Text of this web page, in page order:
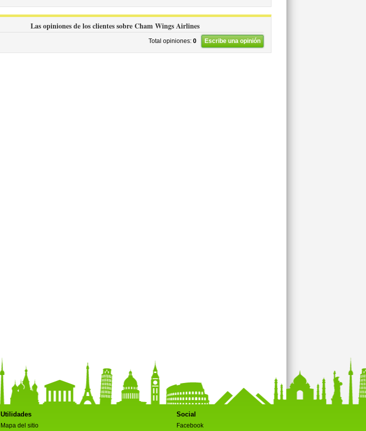
Las opiniones de los clientes sobre Cham Wings Airlines
Total opiniones: 0 Escribe una opinión
Utilidades
Mapa del sitio
Social
Facebook